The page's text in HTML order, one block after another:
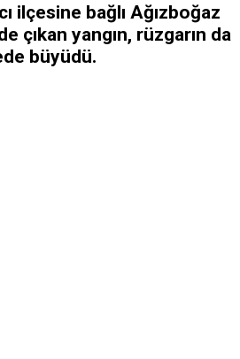
ilçesine bağlı Ağızboğaz
çıkan yangın, rüzgarın da
büyüdü.